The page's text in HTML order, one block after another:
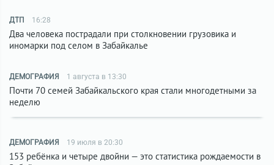
ДТП 16:28
Два человека пострадали при столкновении грузовика и
иномарки под селом в Забайкалье
ДЕМОГРАФИЯ 1 августа в 13:30
Почти 70 семей Забайкальского края стали многодетными за
неделю
ДЕМОГРАФИЯ 19 июля в 20:30
153 ребёнка и четыре двойни — это статистика рождаемости в